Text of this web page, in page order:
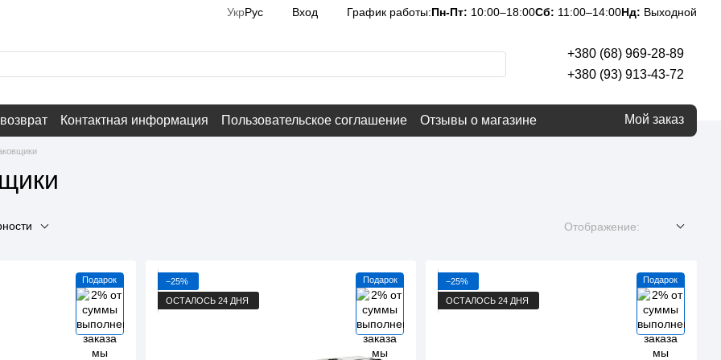
УкрРус Вход График работы:Пн-Пт: 10:00–18:00Сб: 11:00–14:00Нд: Выходной
+380 (68) 969-28-89
+380 (93) 913-43-72
Контактная информация Пользовательское соглашение Отзывы о магазине Мой заказ
Отображение:
Подарок Подарок
−25%
ОСТАЛОСЬ 24 ДНЯ
Подарок
−25%
ОСТАЛОСЬ 24 ДНЯ